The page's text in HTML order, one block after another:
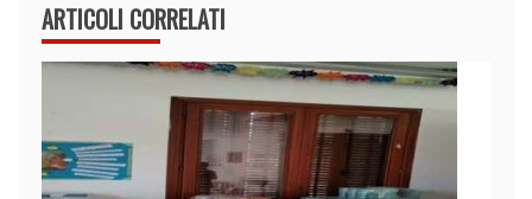
ARTICOLI CORRELATI